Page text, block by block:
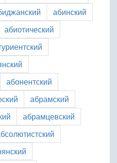
абинский
абиотический
абонентский
абрамский
абрамцевский